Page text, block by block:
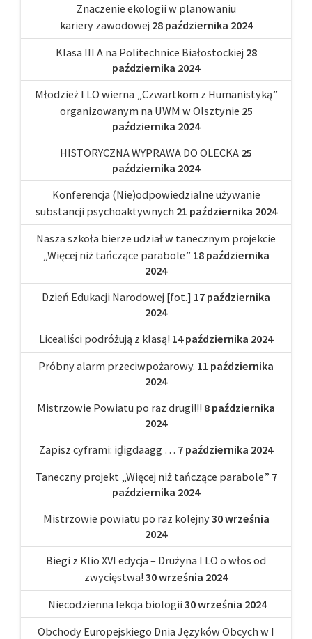
Znaczenie ekologii w planowaniu
kariery zawodowej 28 października 2024
Klasa III A na Politechnice Białostockiej 28
października 2024
Młodzież I LO wierna „Czwartkom z Humanistyką”
organizowanym na UWM w Olsztynie 25
października 2024
HISTORYCZNA WYPRAWA DO OLECKA 25
października 2024
Konferencja (Nie)odpowiedzialne używanie
substancji psychoaktywnych 21 października 2024
Nasza szkoła bierze udział w tanecznym projekcie
„Więcej niż tańczące parabole” 18 października
2024
Dzień Edukacji Narodowej [fot.] 17 października
2024
Licealiści podróżują z klasą! 14 października 2024
Próbny alarm przeciwpożarowy. 11 października
2024
Mistrzowie Powiatu po raz drugi!!! 8 października
2024
Zapisz cyframi: iḏigdaagg … 7 października 2024
Taneczny projekt „Więcej niż tańczące parabole” 7
października 2024
Mistrzowie powiatu po raz kolejny30 września
2024
Biegi z Klio XVI edycja – Drużyna I LO o włos od
zwycięstwa! 30 września 2024
Niecodzienna lekcja biologii 30 września 2024
Obchody Europejskiego Dnia Języków Obcych w I